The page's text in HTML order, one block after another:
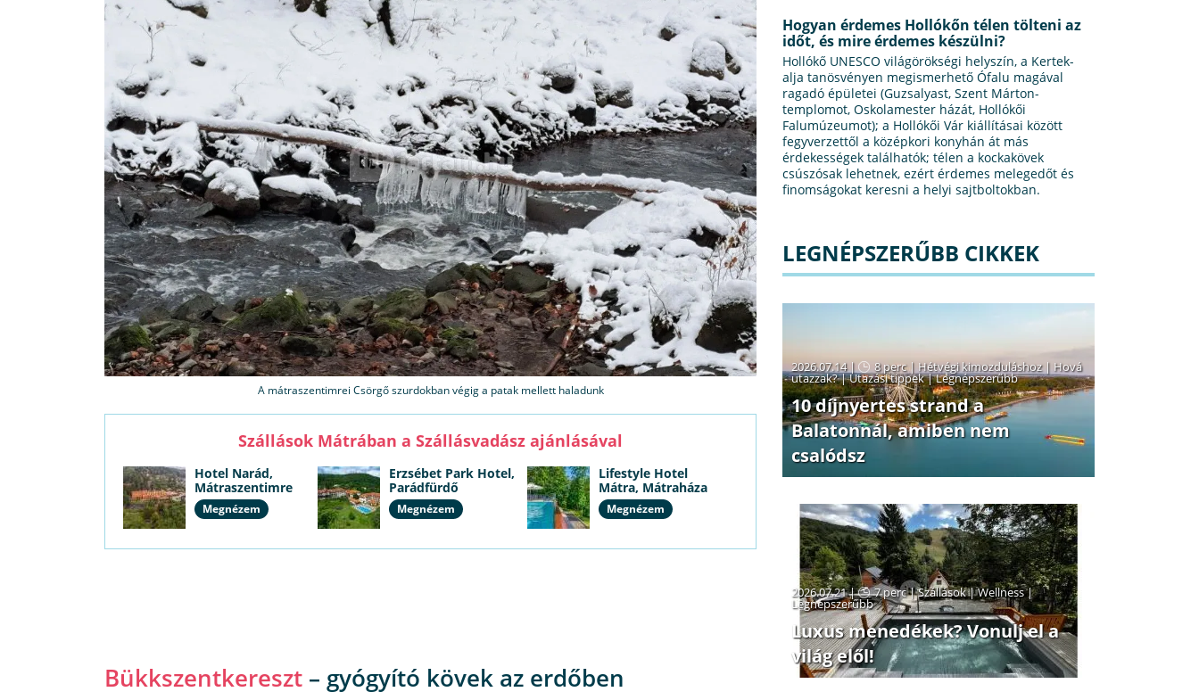
A mátraszentimrei Csörgő szurdokban végig a patak mellett haladunk
Szállások Mátrában a Szállásvadász ajánlásával
Hotel Narád,
Mátraszentimre
Megnézem
Erzsébet Park Hotel,
Parádfürdő
Megnézem
Lifestyle Hotel
Mátra, Mátraháza
Megnézem
Bükkszentkereszt – gyógyító kövek az erdőben
Hogyan érdemes Hollókőn télen tölteni az
időt, és mire érdemes készülni?
Hollókő UNESCO világörökségi helyszín, a Kertek-
alja tanösvényen megismerhető Ófalu magával
ragadó épületei (Guzsalyast, Szent Márton-
templomot, Oskolamester házát, Hollókői
Falumúzeumot); a Hollókői Vár kiállításai között
fegyverzettől a középkori konyhán át más
érdekességek találhatók; télen a kockakövek
csúszósak lehetnek, ezért érdemes melegedőt és
finomságokat keresni a helyi sajtboltokban.
LEGNÉPSZERŰBB CIKKEK
2026.07.14 | 8 perc| Hétvégi kimozduláshoz| Hová
utazzak?|Utazási tippek|Legnépszerűbb
10 díjnyertes strand a
Balatonnál, amiben nem
csalódsz
2026.07.21 | 7 perc|Szállások|Wellness|
Legnépszerűbb
Luxus menedékek? Vonulj el a
világ elől!